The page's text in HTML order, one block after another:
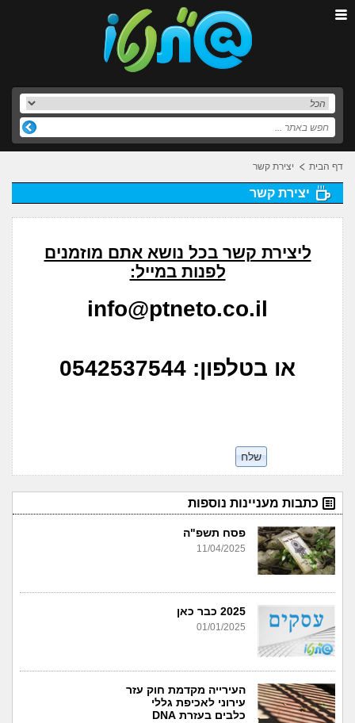
דף הבית יצירת קשר
יצירת קשר
ליצירת קשר בכל נושא אתם מוזמנים
לפנות במייל:
info@ptneto.co.il
או בטלפון: 0542537544
כתבות מעניינות נוספות
פסח תשפ"ה
11/04/2025
2025 כבר כאן
01/01/2025
העירייה מקדמת חוק עזר
עירוני לאכיפת גללי
כלבים בעזרת DNA